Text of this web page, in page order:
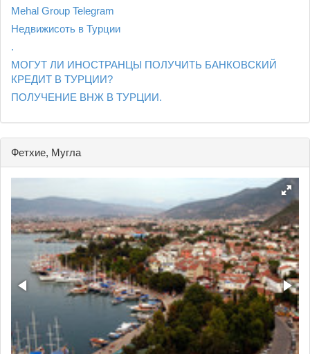
Mehal Group Telegram
Недвижисоть в Турции
.
МОГУТ ЛИ ИНОСТРАНЦЫ ПОЛУЧИТЬ БАНКОВСКИЙ
КРЕДИТ В ТУРЦИИ?
ПОЛУЧЕНИЕ ВНЖ В ТУРЦИИ.
Фетхие, Мугла